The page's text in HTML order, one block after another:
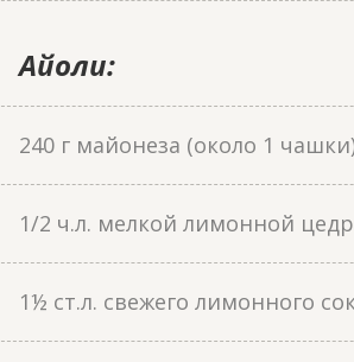
Айоли:
240 г майонеза (около 1
1/2 ч.л. мелкой лимонной
1½ ст.л. свежего лимонного